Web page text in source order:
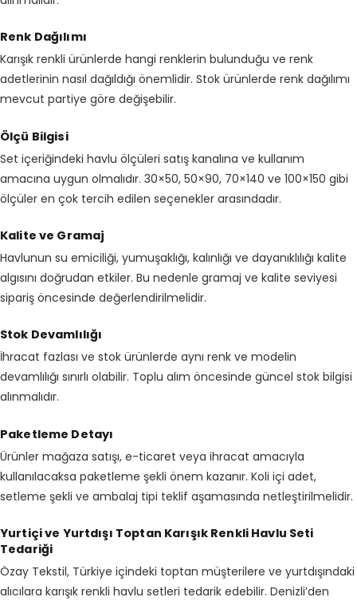
Renk Dağılımı
Karışık renkli ürünlerde hangi renklerin bulunduğu ve renk
adetlerinin nasıl dağıldığı önemlidir. Stok ürünlerde renk dağılımı
mevcut partiye göre değişebilir.
Ölçü Bilgisi
Set içeriğindeki havlu ölçüleri satış kanalına ve kullanım
amacına uygun olmalıdır. 30×50, 50×90, 70×140 ve 100×150 gibi
ölçüler en çok tercih edilen seçenekler arasındadır.
Kalite ve Gramaj
Havlunun su emiciliği, yumuşaklığı, kalınlığı ve dayanıklılığı kalite
algısını doğrudan etkiler. Bu nedenle gramaj ve kalite seviyesi
sipariş öncesinde değerlendirilmelidir.
Stok Devamlılığı
İhracat fazlası ve stok ürünlerde aynı renk ve modelin
devamlılığı sınırlı olabilir. Toplu alım öncesinde güncel stok bilgisi
alınmalıdır.
Paketleme Detayı
Ürünler mağaza satışı, e-ticaret veya ihracat amacıyla
kullanılacaksa paketleme şekli önem kazanır. Koli içi adet,
setleme şekli ve ambalaj tipi teklif aşamasında netleştirilmelidir.
Yurtiçi ve Yurtdışı Toptan Karışık Renkli Havlu Seti
Tedariği
Özay Tekstil, Türkiye içindeki toptan müşterilere ve yurtdışındaki
alıcılara karışık renkli havlu setleri tedarik edebilir. Denizli’den